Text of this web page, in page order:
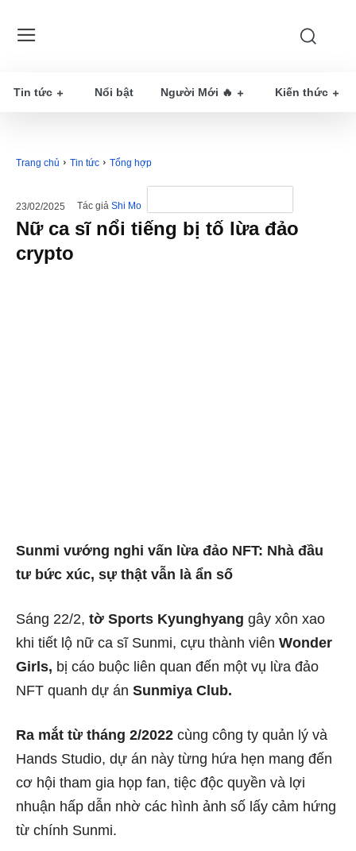
Tin tức Nổi bật Người Mới 🔥 Kiến thức
Trang chủ Tin tức Tổng hợp
23/02/2025 Tác giả Shi Mo
Nữ ca sĩ nổi tiếng bị tố lừa đảo
crypto
Sunmi vướng nghi vấn lừa đảo NFT: Nhà đầu
tư bức xúc, sự thật vẫn là ẩn số
Sáng 22/2, tờ Sports Kyunghyang gây xôn xao
khi tiết lộ nữ ca sĩ Sunmi, cựu thành viên Wonder
Girls, bị cáo buộc liên quan đến một vụ lừa đảo
NFT quanh dự án Sunmiya Club.
Ra mắt từ tháng 2/2022 cùng công ty quản lý và
Hands Studio, dự án này từng hứa hẹn mang đến
cơ hội tham gia họp fan, tiệc độc quyền và lợi
nhuận hấp dẫn nhờ các hình ảnh số lấy cảm hứng
từ chính Sunmi.